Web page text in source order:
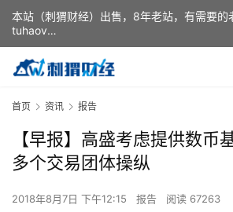
首页 资讯 报告
【早报】高盛考虑提供数币
多个交易团体操纵
2018年8月7日 下午12:15 报告 阅读 67263
本站（刺猬财经）出售，8年老站，有需要的
tuhaov
This website (ciweicaijing) is for sale. It is
website. If you need it, please contact TG: